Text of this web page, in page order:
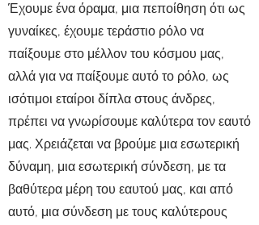
Έχουμε ένα όραμα, μια πεποίθηση ότι ως
γυναίκες, έχουμε τεράστιο ρόλο να
παίξουμε στο μέλλον του κόσμου μας,
αλλά για να παίξουμε αυτό το ρόλο, ως
ισότιμοι εταίροι δίπλα στους άνδρες,
πρέπει να γνωρίσουμε καλύτερα τον εαυτό
μας. Χρειάζεται να βρούμε μια εσωτερική
δύναμη, μια εσωτερική σύνδεση, με τα
βαθύτερα μέρη του εαυτού μας, και από
αυτό, μια σύνδεση με τους καλύτερους